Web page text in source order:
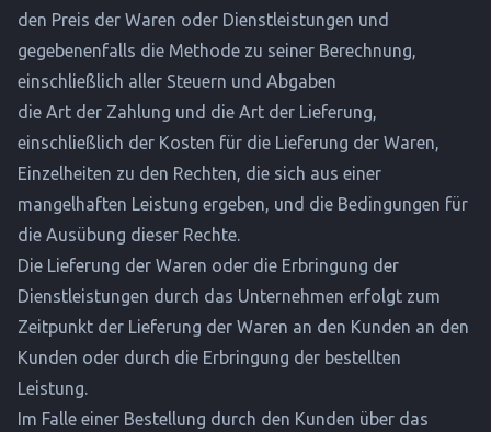
den Preis der Waren oder Dienstleistungen und
gegebenenfalls die Methode zu seiner Berechnung,
einschließlich aller Steuern und Abgaben
die Art der Zahlung und die Art der Lieferung,
einschließlich der Kosten für die Lieferung der Waren,
Einzelheiten zu den Rechten, die sich aus einer
mangelhaften Leistung ergeben, und die Bedingungen für
die Ausübung dieser Rechte.
Die Lieferung der Waren oder die Erbringung der
Dienstleistungen durch das Unternehmen erfolgt zum
Zeitpunkt der Lieferung der Waren an den Kunden an den
Kunden oder durch die Erbringung der bestellten
Leistung.
Im Falle einer Bestellung durch den Kunden über das